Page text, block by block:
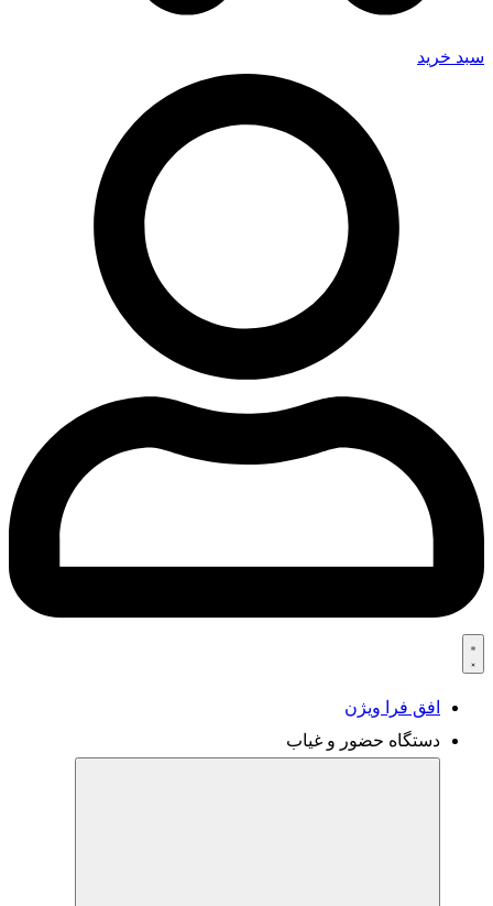
سبد خرید
افق فرا ویژن
دستگاه حضور و غیاب